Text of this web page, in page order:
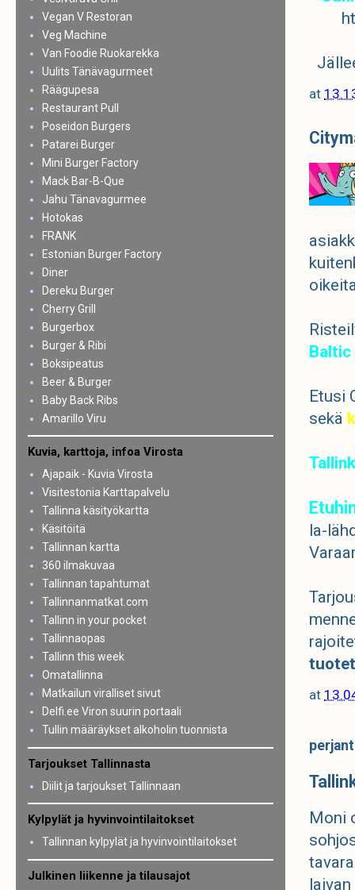
at
Baltic
Etusi
sekä
la-
at
Moni
Vegan V Restoran
Veg Machine
Van Foodie Ruokarekka
Uulits Tänävagurmeet
Räägupesa
Restaurant Pull
Poseidon Burgers
Patarei Burger
Mini Burger Factory
Mack Bar-B-Que
Jahu Tänavagurmee
Hotokas
FRANK
Estonian Burger Factory
Diner
Dereku Burger
Cherry Grill
Burgerbox
Burger & Ribi
Boksipeatus
Beer & Burger
Baby Back Ribs
Amarillo Viru
Kuvia, karttoja, infoa Virosta
Ajapaik - Kuvia Virosta
Visitestonia Karttapalvelu
Tallinna käsityökartta
Käsitöitä
Tallinnan kartta
360 ilmakuvaa
Tallinnan tapahtumat
Tallinnanmatkat.com
Tallinn in your pocket
Tallinnaopas
Tallinn this week
Omatallinna
Matkailun viralliset sivut
Delfi.ee Viron suurin portaali
Tullin määräykset alkoholin tuonnista
Tarjoukset Tallinnasta
Diilit ja tarjoukset Tallinnaan
Kylpylät ja hyvinvointilaitokset
Tallinnan kylpylät ja hyvinvointilaitokset
Julkinen liikenne ja tilausajot